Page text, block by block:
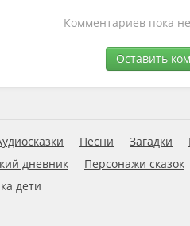
Комментариев пока
Оставить
Песни Загадки
дневник
Персонажи сказок
дети